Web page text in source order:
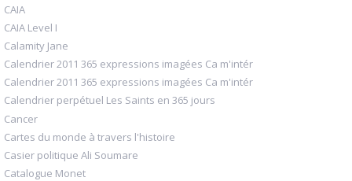
CAIA
CAIA Level I
Calamity Jane
Calendrier 2011 365 expressions imagées Ca m'intér
Calendrier 2011 365 expressions imagées Ca m'intér
Calendrier perpétuel Les Saints en 365 jours
Cancer
Cartes du monde à travers l'histoire
Casier politique Ali Soumare
Catalogue Monet